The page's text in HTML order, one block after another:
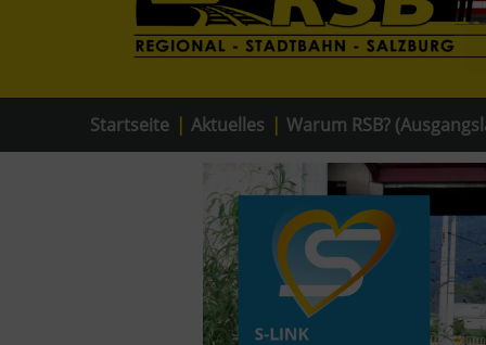
Startseite Aktuelles Warum RSB?